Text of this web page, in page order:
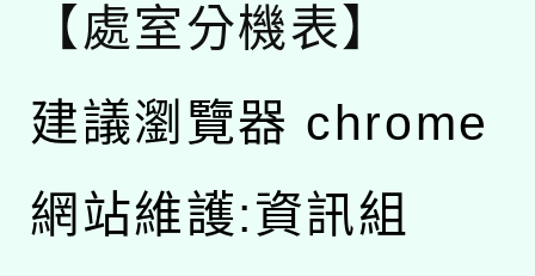
【處室分機表】
建議瀏覽器 chrome
網站維護:資訊組